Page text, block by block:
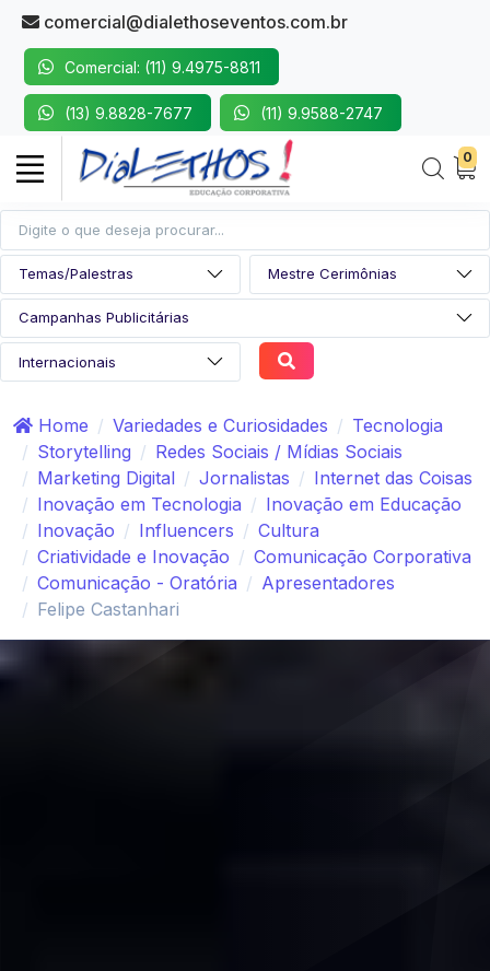
comercial@dialethoseventos.com.br
Comercial: (11) 9.4975-8811
(13) 9.8828-7677 (11) 9.9588-2747
0
Home Variedades e Curiosidades
Tecnologia
Storytelling
Redes Sociais / Mídias Sociais
Marketing Digital
Jornalistas
Internet das Coisas
Inovação em Tecnologia
Inovação em Educação
Inovação
Influencers
Cultura
Criatividade e Inovação
Comunicação Corporativa
Comunicação - Oratória
Apresentadores
Felipe Castanhari